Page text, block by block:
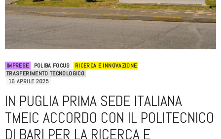
IMPRESE POLIBA FOCUS
RICERCA E INNOVAZIONE
TRASFERIMENTO TECNOLOGICO
16 APRILE 2025
IN PUGLIA PRIMA SEDE ITALIANA
TMEIC ACCORDO CON IL POLITECNICO
DI BARI PER LA RICERCA E